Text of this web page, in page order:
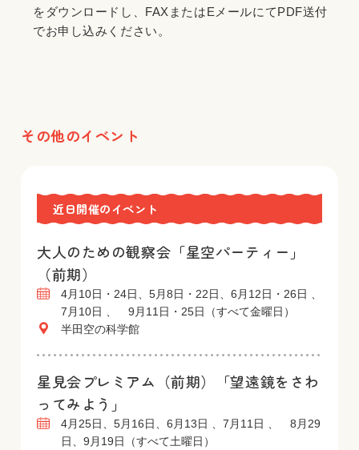
をダウンロードし、FAXまたはEメールにてPDF送付
でお申し込みください。
その他のイベント
近日開催のイベント
大人のための観察会「星空パーティー」
（前期）
4月10日・24日、5月8日・22日、6月12日・26日 、
7月10日 、 9月11日・25日（すべて金曜日）
半田空の科学館
星見会プレミアム（前期）「望遠鏡をさわ
ってみよう」
4月25日、5月16日、6月13日 、7月11日 、 8月29
日、9月19日（すべて土曜日）